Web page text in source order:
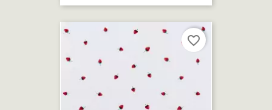
favorite_border